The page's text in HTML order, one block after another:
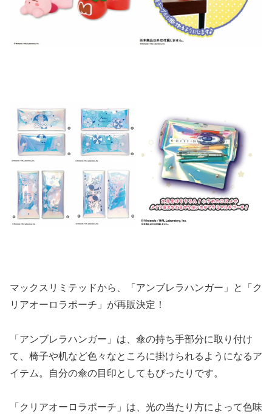
マックスリミテッドから、「アンブレラハンガー」と「ク
リアオーロラポーチ」が再販決定！
「アンブレラハンガー」は、傘の持ち手部分に取り付け
て、椅子や机など色々なところに掛けられるようになるア
イテム。自分の傘の目印としてもぴったりです。
「クリアオーロラポーチ」は、光の当たり方によって色味